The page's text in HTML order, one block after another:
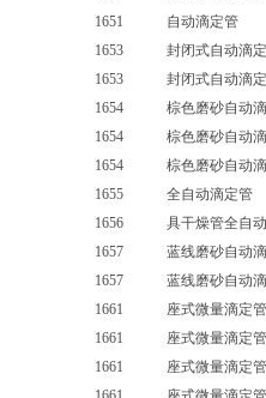
1651 自动滴定
1653 封闭式自动滴
1653 封闭式自动滴
1654 棕色磨砂自动
1654 棕色磨砂自动
1654 棕色磨砂自动
1655 全自动滴定
1656 具干燥管全自
1657 蓝线磨砂自动
1657 蓝线磨砂自动
1661 座式微量滴定
1661 座式微量滴定
1661 座式微量滴定